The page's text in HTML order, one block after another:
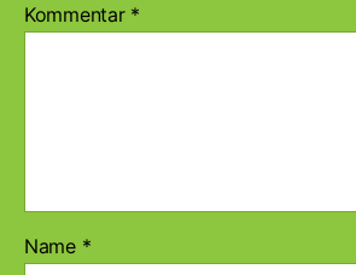
Kommentar *
Name *